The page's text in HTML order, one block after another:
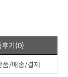
후기(0)
품/배송/결제